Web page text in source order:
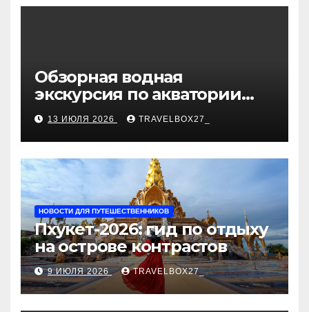
Обзорная водная
экскурсия по акватории
бухты Песчаная
13 ИЮЛЯ 2026 TRAVELBOX27_
НОВОСТИ ДЛЯ ПУТЕШЕСТВЕННИКОВ
Пхукет-2026: гид по отдыху
на острове контрастов
9 ИЮЛЯ 2026 TRAVELBOX27_